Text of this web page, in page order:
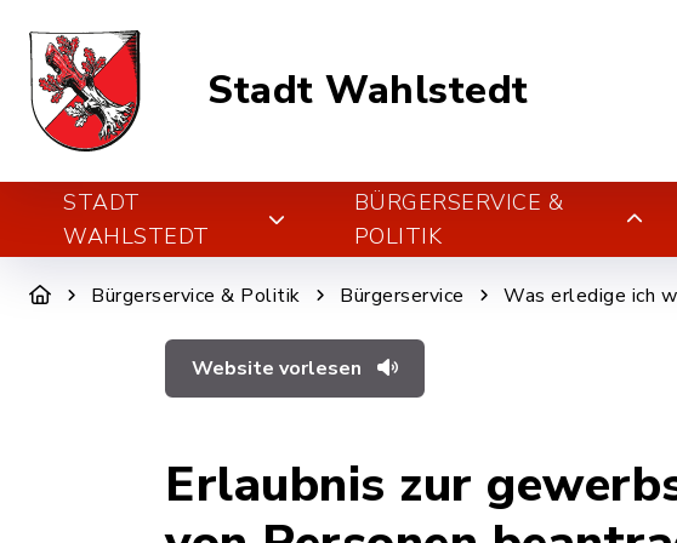
Stadt Wahlstedt
STADT
WAHLSTEDT
BÜRGERSERVICE &
POLITIK
Bürgerservice & Politik Bürgerservice Was erledige ich
Website vorlesen
Erlaubnis zur